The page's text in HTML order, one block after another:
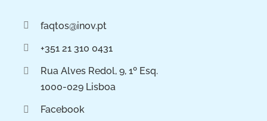
faqtos@inov.pt
+351 21 310 0431
Rua Alves Redol, 9, 1º Esq.
1000-029 Lisboa
Facebook